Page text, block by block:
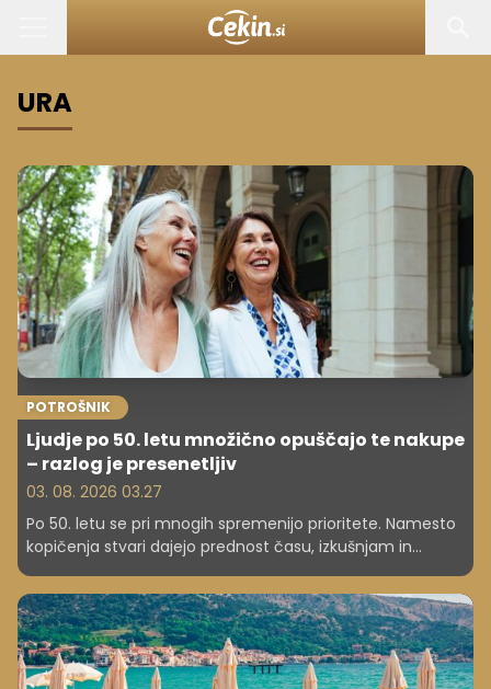
URA
POTROŠNIK
Ljudje po 50. letu množično opuščajo te nakupe
– razlog je presenetljiv
03. 08. 2026 03.27
Po 50. letu se pri mnogih spremenijo prioritete. Namesto
kopičenja stvari dajejo prednost času, izkušnjam in
notranjemu miru. Katerih predmetov pogosto ne
kupujejo več?